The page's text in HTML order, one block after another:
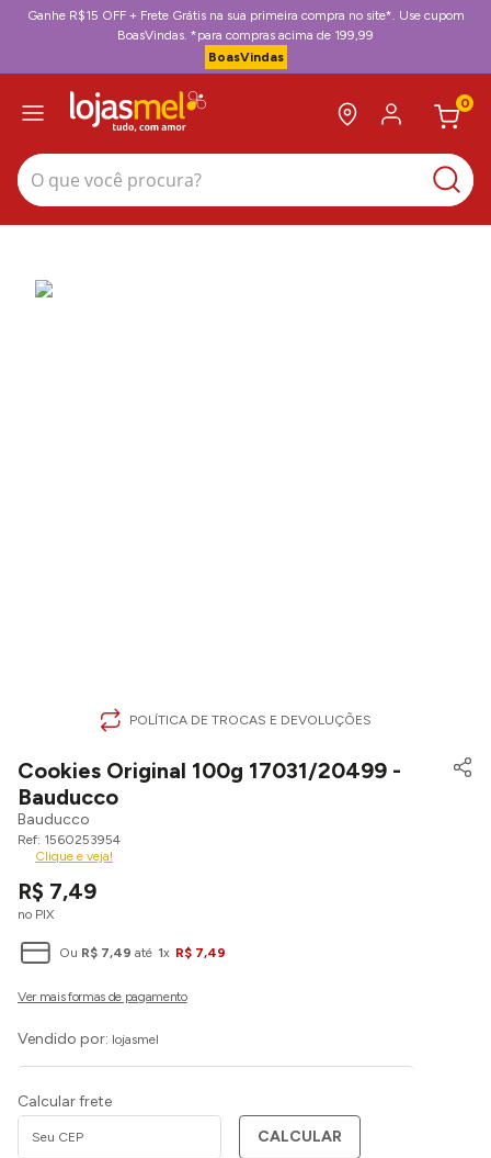
Ganhe R$15 OFF + Frete Grátis na sua primeira compra no site*. Use cupom
BoasVindas. *para compras acima de 199,99
BoasVindas
0
O que você procura?
POLÍTICA DE TROCAS E DEVOLUÇÕES
Cookies Original 100g 17031/20499 -
Bauducco
Bauducco
1560253954
Clique e veja!
R$ 7,49
no PIX
Ou R$ 7,49 até 1x R$ 7,49
Vendido por: lojasmel
Calcular frete
CALCULAR